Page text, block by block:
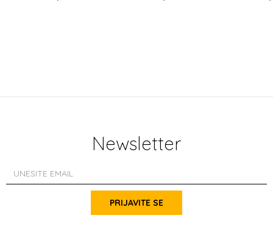
Newsletter
PRIJAVITE SE